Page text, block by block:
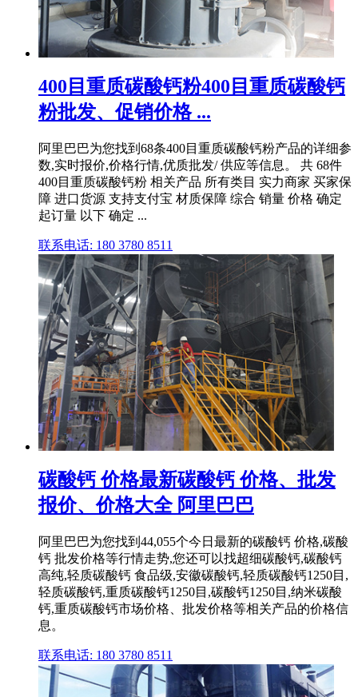
400目重质碳酸钙粉400目重质碳酸钙
粉批发、促销价格 ...
阿里巴巴为您找到68条400目重质碳酸钙粉产品的详细参
数,实时报价,价格行情,优质批发/ 供应等信息。 共 68件
400目重质碳酸钙粉 相关产品 所有类目 实力商家 买家保
障 进口货源 支持支付宝 材质保障 综合 销量 价格 确定
起订量 以下 确定 ...
联系电话: 180 3780 8511
碳酸钙 价格最新碳酸钙 价格、批发
报价、价格大全 阿里巴巴
阿里巴巴为您找到44,055个今日最新的碳酸钙 价格,碳酸
钙 批发价格等行情走势,您还可以找超细碳酸钙,碳酸钙
高纯,轻质碳酸钙 食品级,安徽碳酸钙,轻质碳酸钙1250目,
轻质碳酸钙,重质碳酸钙1250目,碳酸钙1250目,纳米碳酸
钙,重质碳酸钙市场价格、批发价格等相关产品的价格信
息。
联系电话: 180 3780 8511